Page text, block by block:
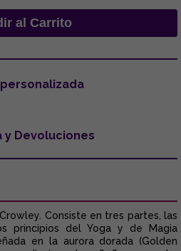
y Devoluciones
Consiste en tres partes, las
principios del Yoga y de Magia
en la aurora dorada (Golden